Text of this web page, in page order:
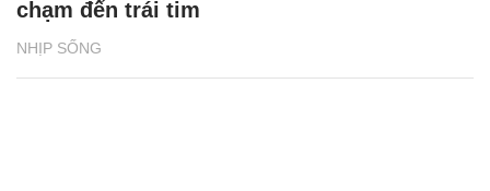
NHỊP SỐNG
chạm đến trái tim